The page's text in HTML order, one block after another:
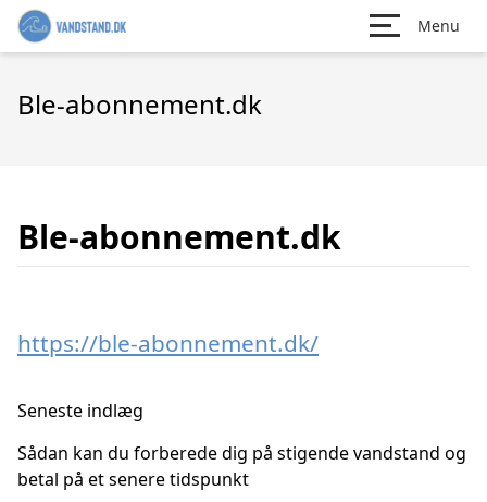
Menu
Ble-abonnement.dk
Ble-abonnement.dk
https://ble-abonnement.dk/
Seneste indlæg
Sådan kan du forberede dig på stigende vandstand og
betal på et senere tidspunkt